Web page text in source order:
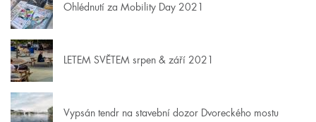
Ohlédnutí za Mobility Day 2021
LETEM SVĚTEM srpen & září 2021
Vypsán tendr na stavební dozor Dvoreckého mostu